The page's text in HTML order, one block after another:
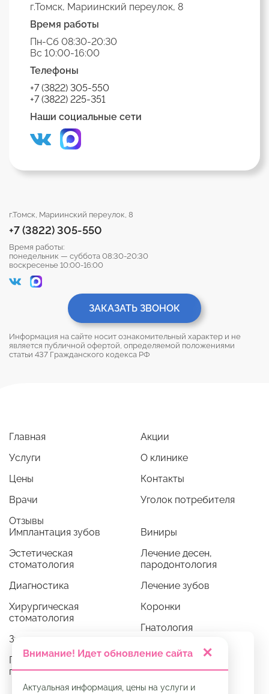
г.Томск, Мариинский переулок, 8
Время работы
Пн-Сб 08:30-20:30
Вс 10:00-16:00
Телефоны
+7 (3822) 305-550
+7 (3822) 225-351
Наши социальные сети
г.Томск, Мариинский переулок, 8
+7 (3822) 305-550
Время работы:
понедельник — суббота 08:30-20:30
воскресенье 10:00-16:00
ЗАКАЗАТЬ ЗВОНОК
Информация на сайте носит ознакомительный характер и не
является публичной офертой, определяемой положениями
статьи 437 Гражданского кодекса РФ
Главная
Услуги
Цены
Врачи
Отзывы
Акции
О клинике
Контакты
Уголок потребителя
Имплантация зубов
Эстетическая
стоматология
Диагностика
Хирургическая
стоматология
Зубные протезы
Профессиональная
гигиена
Виниры
Лечение десен,
пародонтология
Лечение зубов
Коронки
Гнатология
Ортодонтия
Мы используем cookie. Это позволяет нам
Продолжая пользоваться сайтом, вы
Внимание! Идет обновление сайта ✕
Актуальная информация, цены на услуги и